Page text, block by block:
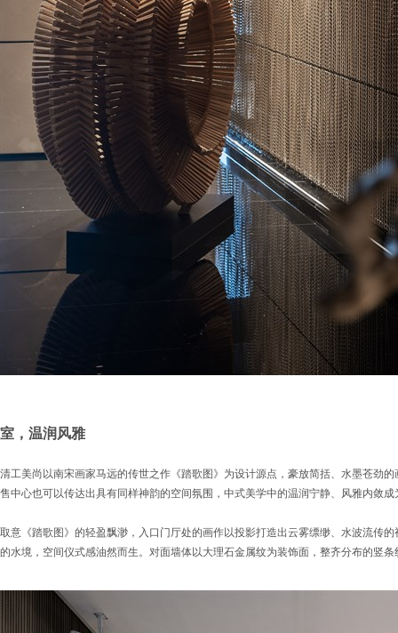
室，温润风雅
清工美尚以南宋画家马远的传世之作《踏歌图》为设计源点，豪放简括、水墨苍劲
售中心也可以传达出具有同样神韵的空间氛围，中式美学中的温润宁静、风雅内敛
取意《踏歌图》的轻盈飘渺，入口门厅处的画作以投影打造出云雾缥缈、水波流传
的水境，空间仪式感油然而生。对面墙体以大理石金属纹为装饰面，整齐分布的竖